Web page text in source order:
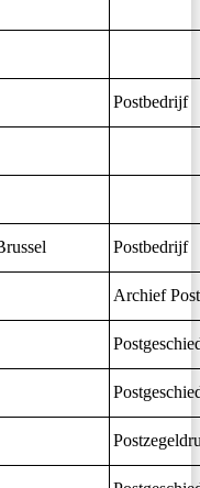
Postbedrijf
Postbedrijf
Archief